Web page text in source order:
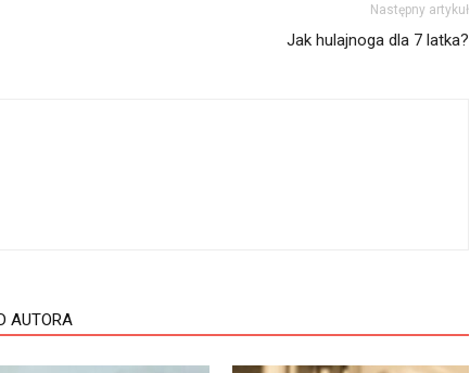
Następny artykuł
Jak hulajnoga dla 7 latka?
AUTORA